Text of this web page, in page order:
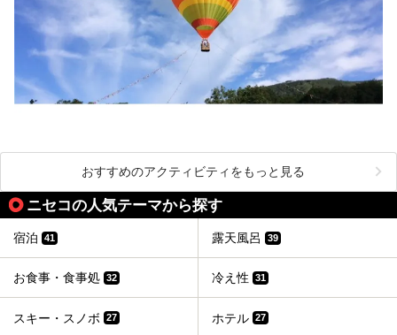
おすすめのアクティビティをもっと見る
ニセコの人気テーマから探す
宿泊 41 露天風呂 39
お食事・食事処 32 冷え性 31
スキー・スノボ 27 ホテル 27